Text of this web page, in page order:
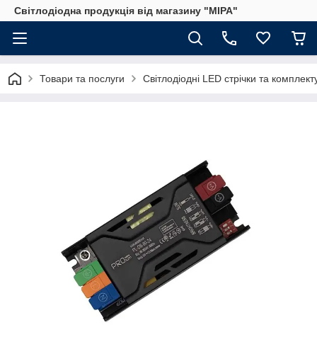
Світлодіодна продукція від магазину "МІРА"
Товари та послуги Світлодіодні LED стрічки та